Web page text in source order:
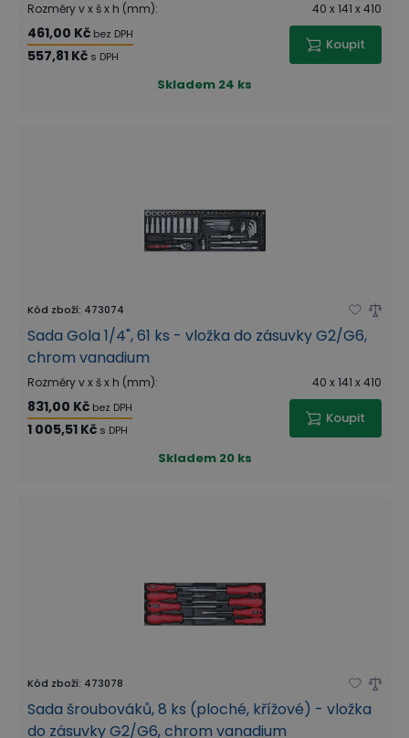
Rozměry v x š x h (mm): 40 x 141 x 410
461,00 Kč bez DPH
557,81 Kč s DPH
Koupit
Skladem 24 ks
Kód zboží: 473074
Sada Gola 1/4", 61 ks - vložka do zásuvky G2/G6,
chrom vanadium
Rozměry v x š x h (mm): 40 x 141 x 410
831,00 Kč bez DPH
1 005,51 Kč s DPH
Koupit
Skladem 20 ks
Kód zboží: 473078
Sada šroubováků, 8 ks (ploché, křížové) - vložka
do zásuvky G2/G6, chrom vanadium